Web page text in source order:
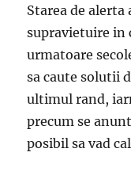
Starea de
supravietuire in
urmatoare
sa caute solutii
ultimul rand,
precum se
posibil sa vad